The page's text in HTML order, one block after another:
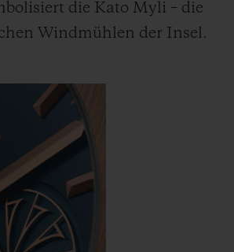
die Kato Myli – die
Windmühlen der Insel.